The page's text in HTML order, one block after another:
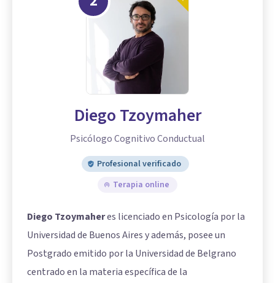
Diego Tzoymaher
Psicólogo Cognitivo Conductual
Profesional verificado
Terapia online
Diego Tzoymaheres licenciado en Psicología por la
Universidad de Buenos Aires y además, posee un
Postgrado emitido por la Universidad de Belgrano
centrado en la materia específica de la